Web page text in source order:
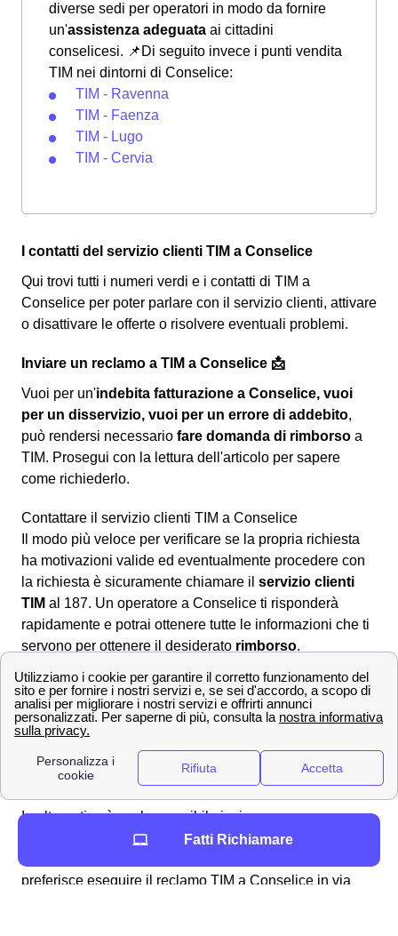
diverse sedi per operatori in modo da fornire
un'assistenza adeguata ai cittadini
conselicesi. 📌Di seguito invece i punti vendita
TIM nei dintorni di Conselice:
TIM - Ravenna
TIM - Faenza
TIM - Lugo
TIM - Cervia
I contatti del servizio clienti TIM a Conselice
Qui trovi tutti i numeri verdi e i contatti di TIM a
Conselice per poter parlare con il servizio clienti, attivare
o disattivare le offerte o risolvere eventuali problemi.
Inviare un reclamo a TIM a Conselice 📩
Vuoi per un'indebita fatturazione a Conselice, vuoi
per un disservizio, vuoi per un errore di addebito,
può rendersi necessario fare domanda di rimborso a
TIM. Prosegui con la lettura dell'articolo per sapere
come richiederlo.
Contattare il servizio clienti TIM a Conselice
Il modo più veloce per verificare se la propria richiesta
ha motivazioni valide ed eventualmente procedere con
la richiesta è sicuramente chiamare il servizio clienti
TIM al 187. Un operatore a Conselice ti risponderà
rapidamente e potrai ottenere tutte le informazioni che ti
servono per ottenere il desiderato rimborso.
È altresì possibile andare nell'area online dedicata
compilando il modulo nella sezione appositascrivici
per
formulare correttamente la richiesta di rimborso a
Conselice ed attendere la risposta ad uno degli indirizzi
forniti in sede di compilazione.
In alternativa è anche possibile inviare una
raccomandata A/Rall'indirizzo apposito:Casella
preferisce eseguire il reclamo TIM a Conselice in via
Fatti Richiamare